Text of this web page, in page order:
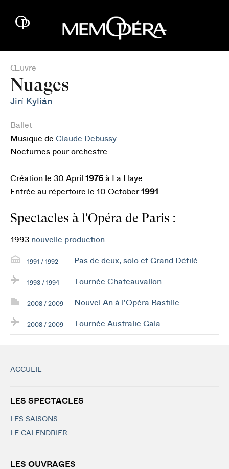
Œuvre
Nuages
Jirí Kylián
Ballet
Musique de Claude Debussy
Nocturnes pour orchestre
Création le 30 April 1976 à La Haye
Entrée au répertoire le 10 October1991
Spectacles à l'Opéra de Paris :
1993 nouvelle production
1991 / 1992 Pas de deux, solo et Grand Défilé
1993 / 1994 Tournée Chateauvallon
2008 / 2009 Nouvel An à l'Opéra Bastille
2008 / 2009 Tournée Australie Gala
ACCUEIL
LES SPECTACLES
LES SAISONS
LE CALENDRIER
LES OUVRAGES